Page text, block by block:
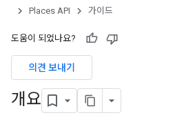
Places API
가이드
도움이 되었나요?
의견 보내기
개요